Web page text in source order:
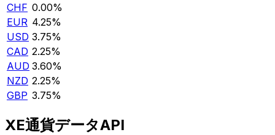
CHF 0.00%
EUR 4.25%
USD 3.75%
CAD 2.25%
AUD 3.60%
NZD 2.25%
GBP 3.75%
XE通貨データAPI